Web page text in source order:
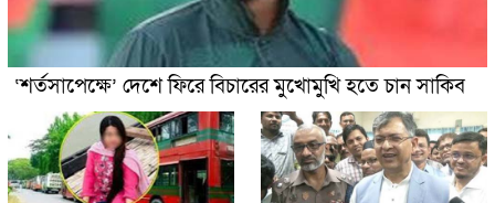
‘শর্তসাপেক্ষে’ দেশে ফিরে বিচারের মুখোমুখি হতে চান সাকিব